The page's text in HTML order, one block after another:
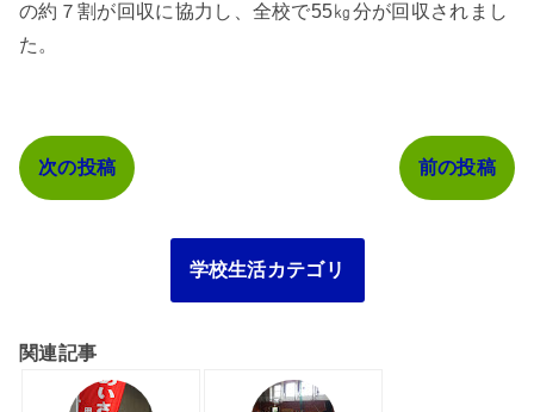
の約７割が回収に協力し、全校で55㎏分が回収されまし
た。
次の投稿 前の投稿
学校生活カテゴリ
関連記事